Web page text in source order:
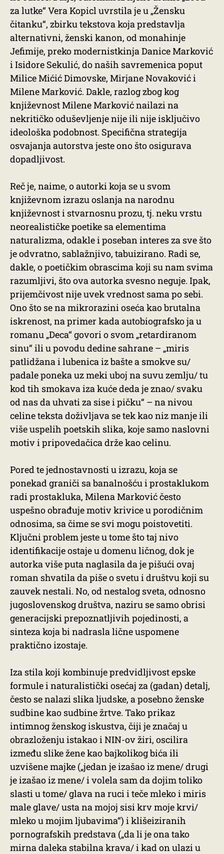
za lutke“ Vera Kopicl uvrstila je u „Žensku
čitanku“, zbirku tekstova koja predstavlja
alternativni, ženski kanon, od monahinje
Jefimije, preko modernistkinja Danice Marković
i Isidore Sekulić, do naših savremenica poput
Milice Mićić Dimovske, Mirjane Novaković i
Milene Marković. Dakle, razlog zbog kog
književnost Milene Marković nailazi na
nekritičko oduševljenje nije ili nije isključivo
ideološka podobnost. Specifična strategija
osvajanja autorstva jeste ono što osigurava
dopadljivost.
Reč je, naime, o autorki koja se u svom
književnom izrazu oslanja na narodnu
književnost i stvarnosnu prozu, tj. neku vrstu
neorealističke poetike sa elementima
naturalizma, odakle i poseban interes za sve što
je odvratno, sablažnjivo, tabuizirano. Radi se,
dakle, o poetičkim obrascima koji su nam svima
razumljivi, što ova autorka svesno neguje. Ipak,
prijemčivost nije uvek vrednost sama po sebi.
Ono što se na mikrorazini oseća kao brutalna
iskrenost, na primer kada autobiografsko ja u
romanu „Deca“ govori o svom „retardiranom
sinu“ ili u povodu dedine sahrane – „miris
patlidžana i lubenica iz bašte a smokve su/
padale poneka uz meki uboj na suvu zemlju/ tu
kod tih smokava iza kuće deda je znao/ svaku
od nas da uhvati za sise i pičku“ – na nivou
celine teksta doživljava se tek kao niz manje ili
više uspelih poetskih slika, koje samo naslovni
motiv i pripovedačica drže kao celinu.
Pored te jednostavnosti u izrazu, koja se
ponekad graniči sa banalnošću i prostaklukom
radi prostakluka, Milena Marković često
uspešno obrađuje motiv krivice u porodičnim
odnosima, sa čime se svi mogu poistovetiti.
Ključni problem jeste u tome što taj nivo
identifikacije ostaje u domenu ličnog, dok je
autorka više puta naglasila da je pišući ovaj
roman shvatila da piše o svetu i društvu koji su
zauvek nestali. No, od nestalog sveta, odnosno
jugoslovenskog društva, naziru se samo obrisi
generacijski prepoznatljivih pojedinosti, a
sinteza koja bi nadrasla lične uspomene
praktično izostaje.
Iza stila koji kombinuje predvidljivost epske
formule i naturalistički osećaj za (gadan) detalj,
često se nalazi slika ljudske, a posebno ženske
sudbine kao sudbine žrtve. Tako prikaz
intimnog ženskog iskustva, čiji je značaj u
obrazloženju istakao i NIN-ov žiri, oscilira
između slike žene kao bajkolikog bića ili
uzvišene majke („jedan je izašao iz mene/ drugi
je izašao iz mene/ i volela sam da dojim toliko
slasti u tome/ glava na ruci i teče mleko i miris
male glave/ usta na mojoj sisi krv moje krvi/
mleko u mojim ljubavima“) i klišeiziranih
pornografskih predstava („da li je ona tako
mirna daleka stabilna krava/ i kad on ulazi u